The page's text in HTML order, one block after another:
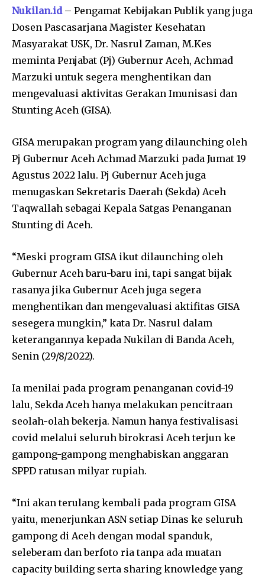
Nukilan.id– Pengamat Kebijakan Publik yang juga
Dosen Pascasarjana Magister Kesehatan
Masyarakat USK, Dr. Nasrul Zaman, M.Kes
meminta Penjabat (Pj) Gubernur Aceh, Achmad
Marzuki untuk segera menghentikan dan
mengevaluasi aktivitas Gerakan Imunisasi dan
Stunting Aceh (GISA).
GISA merupakan program yang dilaunching oleh
Pj Gubernur Aceh Achmad Marzuki pada Jumat 19
Agustus 2022 lalu. Pj Gubernur Aceh juga
menugaskan Sekretaris Daerah (Sekda) Aceh
Taqwallah sebagai Kepala Satgas Penanganan
Stunting di Aceh.
“Meski program GISA ikut dilaunching oleh
Gubernur Aceh baru-baru ini, tapi sangat bijak
rasanya jika Gubernur Aceh juga segera
menghentikan dan mengevaluasi aktifitas GISA
sesegera mungkin,” kata Dr. Nasrul dalam
keterangannya kepada Nukilan di Banda Aceh,
Senin (29/8/2022).
Ia menilai pada program penanganan covid-19
lalu, Sekda Aceh hanya melakukan pencitraan
seolah-olah bekerja. Namun hanya festivalisasi
covid melalui seluruh birokrasi Aceh terjun ke
gampong-gampong menghabiskan anggaran
SPPD ratusan milyar rupiah.
“Ini akan terulang kembali pada program GISA
yaitu, menerjunkan ASN setiap Dinas ke seluruh
gampong di Aceh dengan modal spanduk,
seleberam dan berfoto ria tanpa ada muatan
capacity building serta sharing knowledge yang